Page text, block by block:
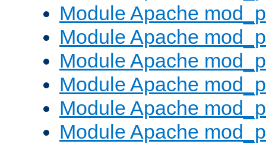
Module Apache
Module Apache
Module Apache
Module Apache
Module Apache
Module Apache